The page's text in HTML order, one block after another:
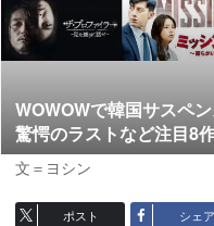
WOWOWで韓国サスペ
驚愕のラストなど注目8
文＝ヨシン
ポスト シェア